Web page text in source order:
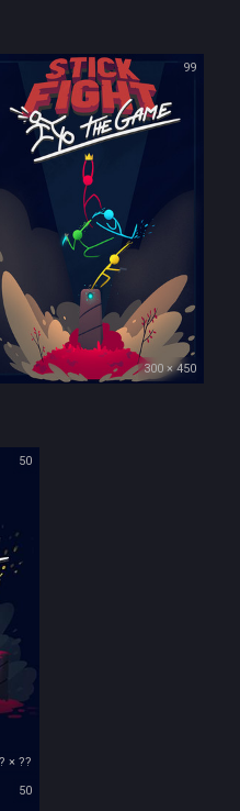
99
300 × 450
50
× ??
50